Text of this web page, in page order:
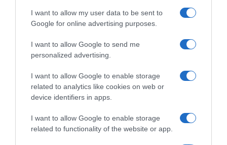
I want to allow my user data to be sent to
Google for online advertising purposes.
I want to allow Google to send me
personalized advertising.
I want to allow Google to enable storage
related to analytics like cookies on web or
device identifiers in apps.
I want to allow Google to enable storage
related to functionality of the website or app.
MEDIA